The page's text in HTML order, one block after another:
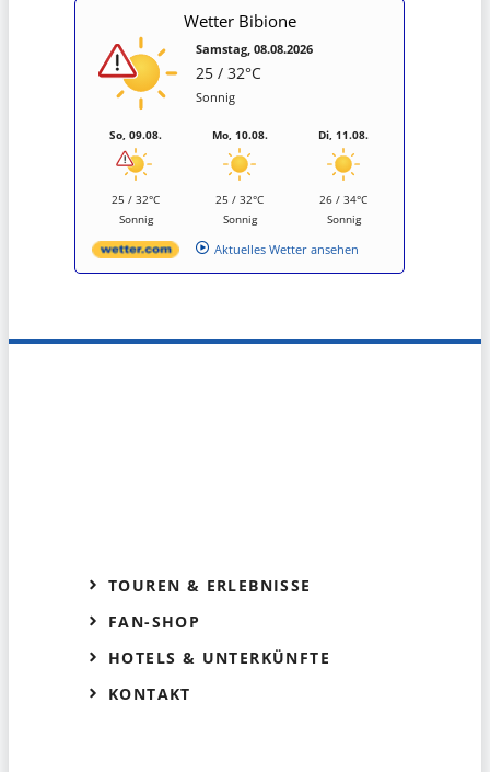
Wetter Bibione
Samstag, 08.08.2026
25 / 32°C
Sonnig
So, 09.08.
25 / 32°C
Sonnig
Mo, 10.08.
25 / 32°C
Sonnig
Di, 11.08.
26 / 34°C
Sonnig
Aktuelles Wetter ansehen
TOUREN & ERLEBNISSE
FAN-SHOP
HOTELS & UNTERKÜNFTE
KONTAKT